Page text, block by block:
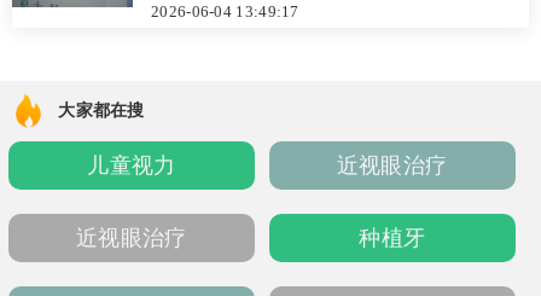
室和严谨的医疗质控体系，将安全放在首位。
严格按照物价标准明码标价，无隐形消费。无
论是重睑术、祛眼袋还是激光祛斑，这里都以
自然和谐的美学效果赢得信赖。
2026-06-04 13:49:17
大家都在搜
儿童视力 近视眼治疗
近视眼治疗 种植牙